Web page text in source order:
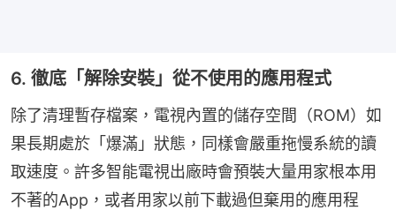
6. 徹底「解除安裝」從不使用的應用程式
除了清理暫存檔案，電視內置的儲存空間（ROM）如
果長期處於「爆滿」狀態，同樣會嚴重拖慢系統的讀
取速度。許多智能電視出廠時會預裝大量用家根本用
不著的App，或者用家以前下載過但棄用的應用程